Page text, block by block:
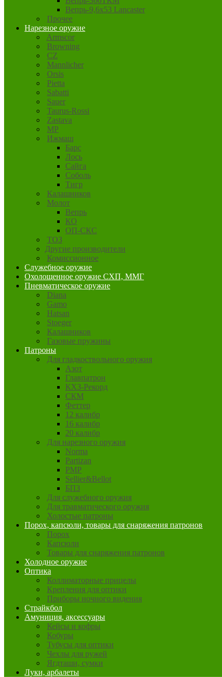
Вепрь-9,6х53 Lancaster
Прочее
Нарезное оружие
Armscor
Browning
CZ
Mannlicher
Orsis
Pietta
Sabatti
Sauer
Taurus-Rossi
Zastava
MP
Ижмаш
Барс
Лось
Сайга
Соболь
Тигр
Калашников
Молот
Вепрь
КО
ОП-СКС
ТОЗ
Другие производители
Комиссионное
Служебное оружие
Охолощенное оружие СХП, ММГ
Пневматическое оружие
Diana
Gamo
Hatsan
Stoeger
Калашников
Газовые пружины
Патроны
Для гладкоствольного оружия
Азот
Главпатрон
КХЗ-Рекорд
СКМ
Феттер
12 калибр
16 калибр
20 калибр
Для нарезного оружия
Norma
Partizan
PMP
Sellier&Bellot
БПЗ
Для служебного оружия
Для травматического оружия
Холостые патроны
Порох, капсюли, товары для снаряжения патронов
Порох
Капсюли
Товары для снаряжения патронов
Холодное оружие
Оптика
Коллиматорные прицелы
Крепления для оптики
Приборы ночного видения
Страйкбол
Амуниция, аксессуары
Кейсы и кофры
Кобуры
Тубусы для оптики
Чехлы для ружей
Ягдташи, сумки
Луки, арбалеты